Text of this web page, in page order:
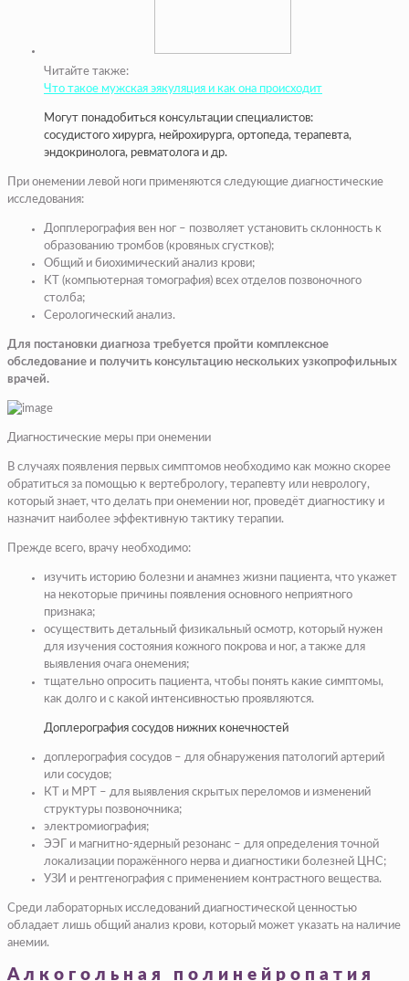
Читайте также:
Что такое мужская эякуляция и как она происходит
Могут понадобиться консультации специалистов:
сосудистого хирурга, нейрохирурга, ортопеда, терапевта,
эндокринолога, ревматолога и др.
При онемении левой ноги применяются следующие диагностические
исследования:
Допплерография вен ног – позволяет установить склонность к
образованию тромбов (кровяных сгустков);
Общий и биохимический анализ крови;
КТ (компьютерная томография) всех отделов позвоночного
столба;
Серологический анализ.
Для постановки диагноза требуется пройти комплексное
обследование и получить консультацию нескольких узкопрофильных
врачей.
Диагностические меры при онемении
В случаях появления первых симптомов необходимо как можно скорее
обратиться за помощью к вертебрологу, терапевту или неврологу,
который знает, что делать при онемении ног, проведёт диагностику и
назначит наиболее эффективную тактику терапии.
Прежде всего, врачу необходимо:
изучить историю болезни и анамнез жизни пациента, что укажет
на некоторые причины появления основного неприятного
признака;
осуществить детальный физикальный осмотр, который нужен
для изучения состояния кожного покрова и ног, а также для
выявления очага онемения;
тщательно опросить пациента, чтобы понять какие симптомы,
как долго и с какой интенсивностью проявляются.
Доплерография сосудов нижних конечностей
доплерография сосудов – для обнаружения патологий артерий
или сосудов;
КТ и МРТ – для выявления скрытых переломов и изменений
структуры позвоночника;
электромиография;
ЭЭГ и магнитно-ядерный резонанс – для определения точной
локализации поражённого нерва и диагностики болезней ЦНС;
УЗИ и рентгенография с применением контрастного вещества.
Среди лабораторных исследований диагностической ценностью
обладает лишь общий анализ крови, который может указать на наличие
анемии.
Алкогольная полинейропатия